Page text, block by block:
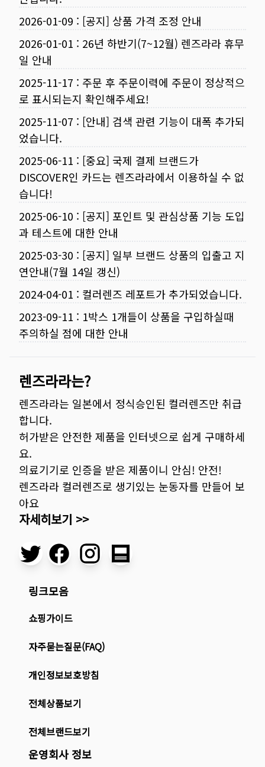
2026-01-09 : [공지] 상품 가격 조정 안내
2026-01-01 : 26년 하반기(7~12월) 렌즈라라 휴무
일 안내
2025-11-17 : 주문 후 주문이력에 주문이 정상적으
로 표시되는지 확인해주세요!
2025-11-07 : [안내] 검색 관련 기능이 대폭 추가되
었습니다.
2025-06-11 : [중요] 국제 결제 브랜드가
DISCOVER인 카드는 렌즈라라에서 이용하실 수 없
습니다!
2025-06-10 : [공지] 포인트 및 관심상품 기능 도입
과 테스트에 대한 안내
2025-03-30 : [공지] 일부 브랜드 상품의 입출고 지
연안내(7월 14일 갱신)
2024-04-01 : 컬러렌즈 레포트가 추가되었습니다.
2023-09-11 : 1박스 1개들이 상품을 구입하실때
주의하실 점에 대한 안내
렌즈라라는?
렌즈라라는 일본에서 정식승인된 컬러렌즈만 취급
합니다.
허가받은 안전한 제품을 인터넷으로 쉽게 구매하세
요.
의료기기로 인증을 받은 제품이니 안심! 안전!
렌즈라라 컬러렌즈로 생기있는 눈동자를 만들어 보
아요
자세히보기 >>
링크모음
쇼핑가이드
자주묻는질문(FAQ)
개인정보보호방침
전체상품보기
전체브랜드보기
운영회사 정보